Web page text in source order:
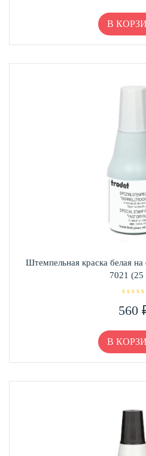
к
а
0
и
В
Штемпельная краска белая
7021 (25
ц
е
к
а
0
и
560
В